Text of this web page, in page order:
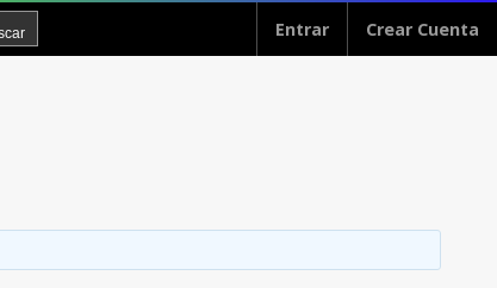
Entrar Crear Cuenta